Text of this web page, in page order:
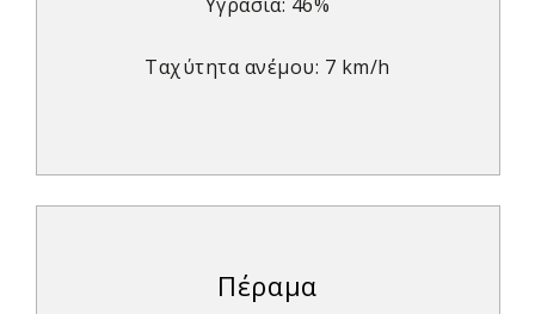
Υγρασία: 46%
Ταχύτητα ανέμου: 7 km/h
Πέραμα